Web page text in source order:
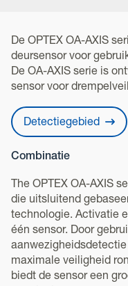
De OPTEX OA-AXIS
deursensor voor
De OA-AXIS serie is
sensor voor
Detectiegebied
Combinatie
The OPTEX OA-AXIS
die uitsluitend
technologie. Activatie
één sensor. Door
aanwezigheidsdetectie
maximale veiligheid
biedt de sensor een